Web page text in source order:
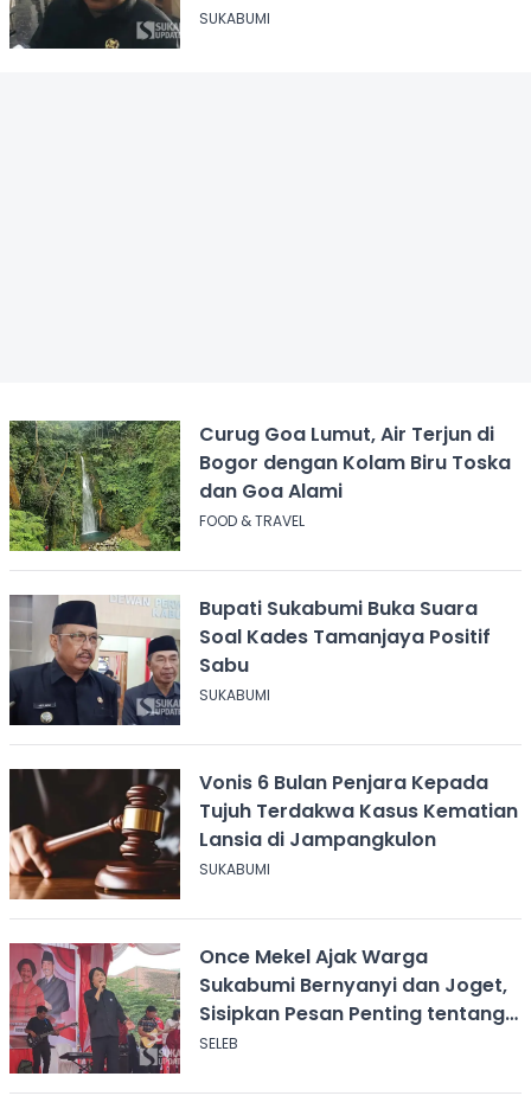
Juga Terjerat Dugaan Narkoba
SUKABUMI
Curug Goa Lumut, Air Terjun di
Bogor dengan Kolam Biru Toska
dan Goa Alami
FOOD & TRAVEL
Bupati Sukabumi Buka Suara
Soal Kades Tamanjaya Positif
Sabu
SUKABUMI
Vonis 6 Bulan Penjara Kepada
Tujuh Terdakwa Kasus Kematian
Lansia di Jampangkulon
SUKABUMI
Once Mekel Ajak Warga
Sukabumi Bernyanyi dan Joget,
Sisipkan Pesan Penting tentang
ASI
SELEB